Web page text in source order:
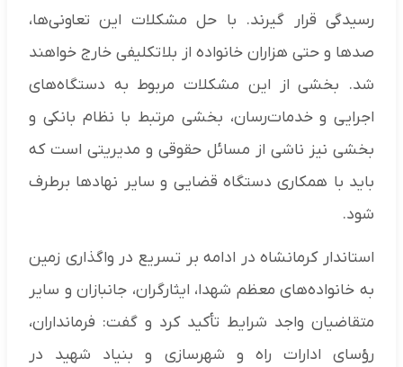
رسیدگی قرار گیرند. با حل مشکلات این تعاونی‌ها،
صدها و حتی هزاران خانواده از بلاتکلیفی خارج خواهند
شد. بخشی از این مشکلات مربوط به دستگاه‌های
اجرایی و خدمات‌رسان، بخشی مرتبط با نظام بانکی و
بخشی نیز ناشی از مسائل حقوقی و مدیریتی است که
باید با همکاری دستگاه قضایی و سایر نهادها برطرف
شود.
استاندار کرمانشاه در ادامه بر تسریع در واگذاری زمین
به خانواده‌های معظم شهدا، ایثارگران، جانبازان و سایر
متقاضیان واجد شرایط تأکید کرد و گفت: فرمانداران،
رؤسای ادارات راه و شهرسازی و بنیاد شهید در